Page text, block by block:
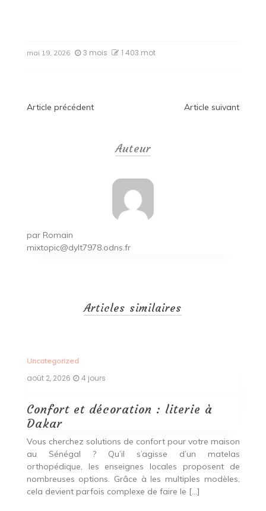
mai 19, 2026 3 mois 1 403 mot
Navigation
Article précédent Article suivant
Auteur
par Romain
mixtopic@dylt7978.odns.fr
Articles similaires
Uncategorized
août 2, 2026 4 jours
Bien dormir et aménager son
intérieur : matelas au Sénégal
Vous cherchez produits de qualité pour votre intérieur
au Sénégal ? Que vous ayez besoin d’un lit
confortable, les spécialistes comme Eden proposent
une large gamme. Entre les multiples modèles, cela
devient parfois complexe de […]